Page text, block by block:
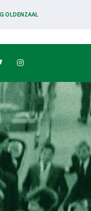
OLDENZAAL